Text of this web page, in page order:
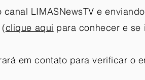
LIMASNewsTV e
clique aqui para conhecer e se
em contato para verificar o